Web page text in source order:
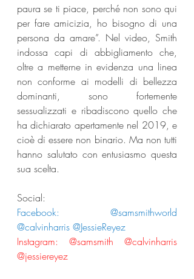
paura se ti piace, perché non sono qui
per fare amicizia, ho bisogno di una
persona da amare”. Nel video, Smith
indossa capi di abbigliamento che,
oltre a metterne in evidenza una linea
non conforme ai modelli di bellezza
dominanti, sono fortemente
sessualizzati e ribadiscono quello che
ha dichiarato apertamente nel 2019, e
cioè di essere non binario. Ma non tutti
hanno salutato con entusiasmo questa
sua scelta.
Social:
Facebook: @samsmithworld
@calvinharris @JessieReyez
Instagram: @samsmith @calvinharris
@jessiereyez